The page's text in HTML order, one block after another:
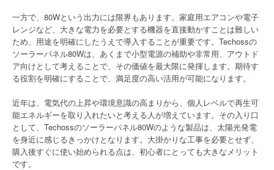
一方で、80Wという出力には限界もあります。家庭用エアコンや電子
レンジなど、大きな電力を必要とする機器を直接動かすことは難しい
ため、用途を明確にしたうえで導入することが重要です。Techossの
ソーラーパネル80Wは、あくまで小型電源の補助や非常用、アウトド
ア向けとして考えることで、その価値を最大限に発揮します。期待す
る役割を明確にすることで、満足度の高い活用が可能になります。
近年は、電気代の上昇や環境意識の高まりから、個人レベルで再生可
能エネルギーを取り入れたいと考える人が増えています。その入り口
として、Techossのソーラーパネル80Wのような製品は、太陽光発電
を身近に感じるきっかけとなります。大掛かりな工事を必要とせず、
購入後すぐに使い始められる点は、初心者にとっても大きなメリット
です。